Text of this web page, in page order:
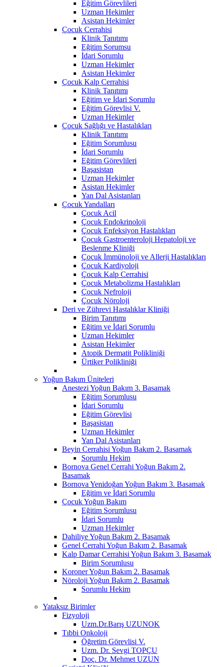
Eğitim Görevlileri
Uzman Hekimler
Asistan Hekimler
Çocuk Cerrahisi
Klinik Tanıtımı
Eğitim Sorumsu
İdari Sorumlu
Uzman Hekimler
Asistan Hekimler
Çocuk Kalp Cerrahisi
Klinik Tanıtımı
Eğitim ve İdari Sorumlu
Eğitim Görevlisi V.
Uzman Hekimler
Çocuk Sağlığı ve Hastalıkları
Klinik Tanıtımı
Eğitim Sorumlusu
İdari Sorumlu
Eğitim Görevlileri
Başasistan
Uzman Hekimler
Asistan Hekimler
Yan Dal Asistanları
Çocuk Yandalları
Çocuk Acil
Çocuk Endokrinoloji
Çocuk Enfeksiyon Hastalıkları
Çocuk Gastroenteroloji Hepatoloji ve
Beslenme Kliniği
Çocuk İmmünoloji ve Allerji Hastalıkları
Çocuk Kardiyoloji
Çocuk Kalp Cerrahisi
Çocuk Metabolizma Hastalıkları
Çocuk Nefroloji
Çocuk Nöroloji
Deri ve Zührevi Hastalıklar Kliniği
Birim Tanıtımı
Eğitim ve İdari Sorumlu
Uzman Hekimler
Asistan Hekimler
Atopik Dermatit Polikliniği
Ürtiker Polikliniği
Yoğun Bakım Üniteleri
Anestezi Yoğun Bakım 3. Basamak
Eğitim Sorumlusu
İdari Sorumlu
Eğitim Görevlisi
Başasistan
Uzman Hekimler
Yan Dal Asistanları
Beyin Cerrahisi Yoğun Bakım 2. Basamak
Sorumlu Hekim
Bornova Genel Cerrahi Yoğun Bakım 2.
Basamak
Bornova Yenidoğan Yoğun Bakım 3. Basamak
Eğitim ve İdari Sorumlu
Çocuk Yoğun Bakım
Eğitim Sorumlusu
İdari Sorumlu
Uzman Hekimler
Dahiliye Yoğun Bakım 2. Basamak
Genel Cerrahi Yoğun Bakım 2. Basamak
Kalp Damar Cerrahisi Yoğun Bakım 3. Basamak
Birim Sorumlusu
Koroner Yoğun Bakım 2. Basamak
Nöroloji Yoğun Bakım 2. Basamak
Sorumlu Hekim
Yataksız Birimler
Fizyoloji
Uzm.Dr.Barış UZUNOK
Tıbbi Onkoloji
Öğretim Görevlisi V.
Uzm. Dr. Sevgi TOPÇU
Doç. Dr. Mehmet UZUN